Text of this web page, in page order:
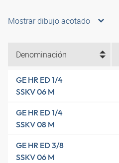
Mostrar dibujo acotado
Denominación
GE HR ED 1/4
SSKV 06 M
GE HR ED 1/4
SSKV 08 M
GE HR ED 3/8
SSKV 06 M